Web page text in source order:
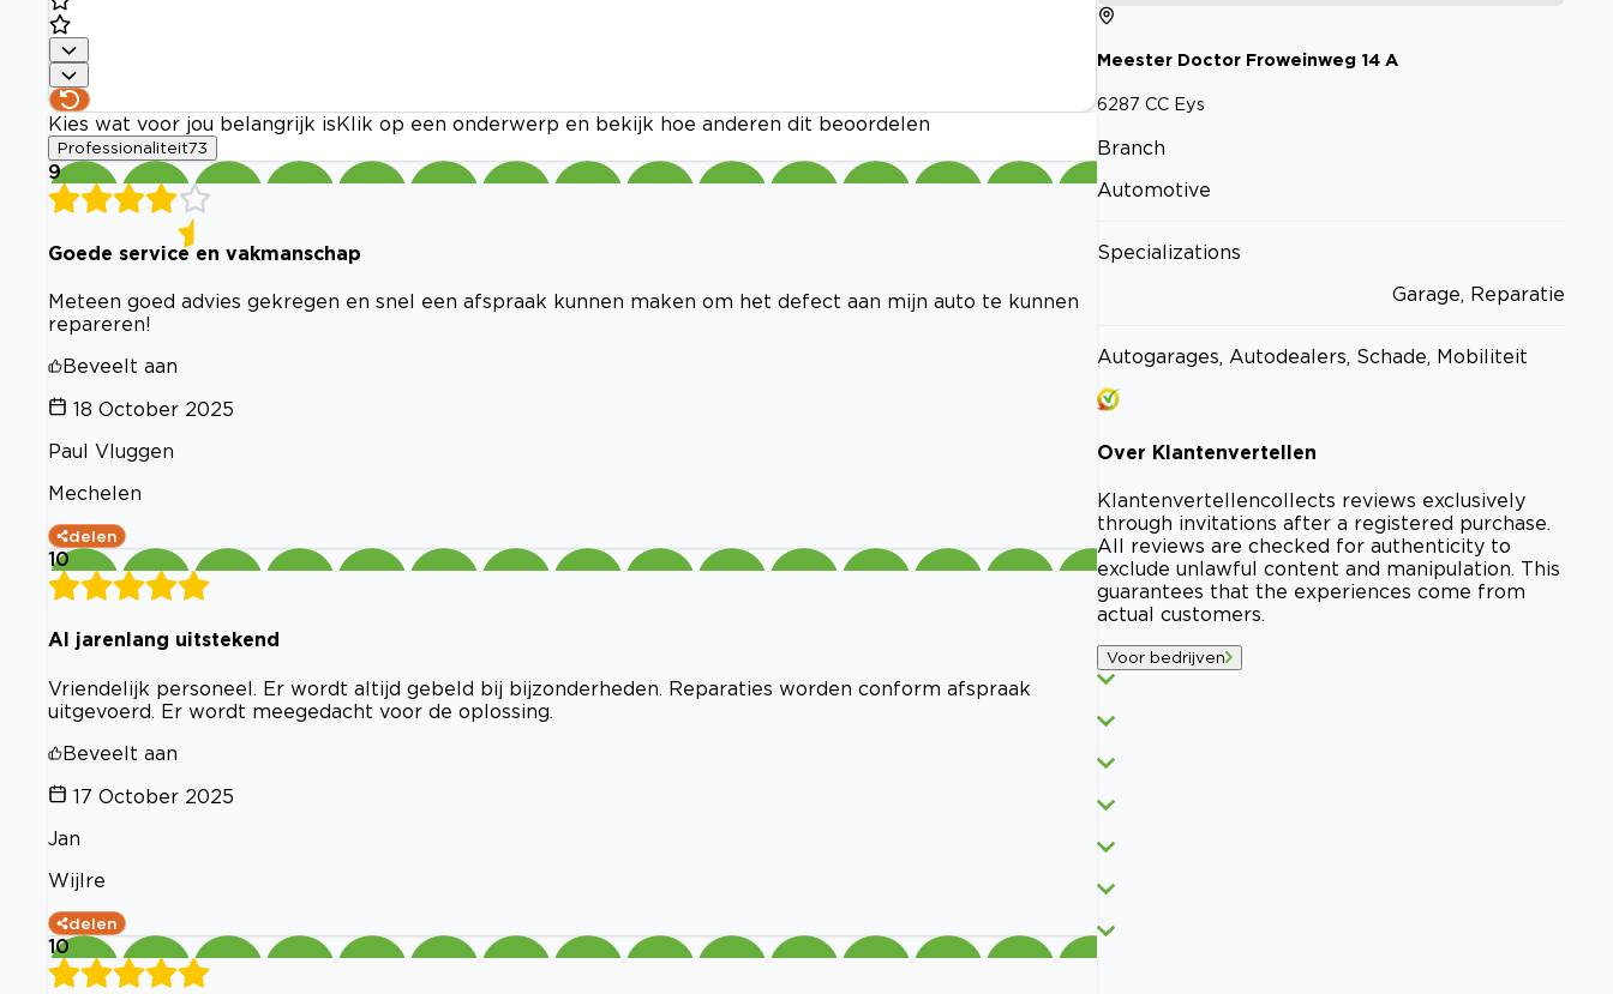
Kies wat voor jou belangrijk is Klik op een onderwerp en bekijk hoe anderen dit beoordelen
Professionaliteit73
9
Goede service en vakmanschap
Meteen goed advies gekregen en snel een afspraak kunnen maken om het defect aan mijn auto te kunnen
repareren!
Beveelt aan
18 October 2025
Paul Vluggen
Mechelen
delen
10
Al jarenlang uitstekend
Vriendelijk personeel. Er wordt altijd gebeld bij bijzonderheden. Reparaties worden conform afspraak
uitgevoerd. Er wordt meegedacht voor de oplossing.
Beveelt aan
17 October 2025
Jan
Wijlre
delen
10
Meester Doctor Froweinweg 14 A
6287 CC Eys
Branch
Automotive
Specializations
Garage, Reparatie
Autogarages, Autodealers, Schade, Mobiliteit
Over Klantenvertellen
Klantenvertellencollects reviews exclusively
through invitations after a registered purchase.
All reviews are checked for authenticity to
exclude unlawful content and manipulation. This
guarantees that the experiences come from
actual customers.
Voor bedrijven